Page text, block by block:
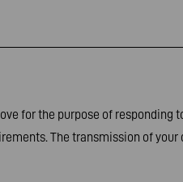
for the purpose of responding
The transmission of